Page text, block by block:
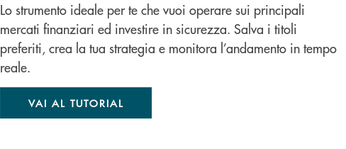
Lo strumento ideale per te che vuoi operare sui principali
mercati finanziari ed investire in sicurezza. Salva i titoli
preferiti, crea la tua strategia e monitora l’andamento in tempo
reale.
VAI AL TUTORIAL